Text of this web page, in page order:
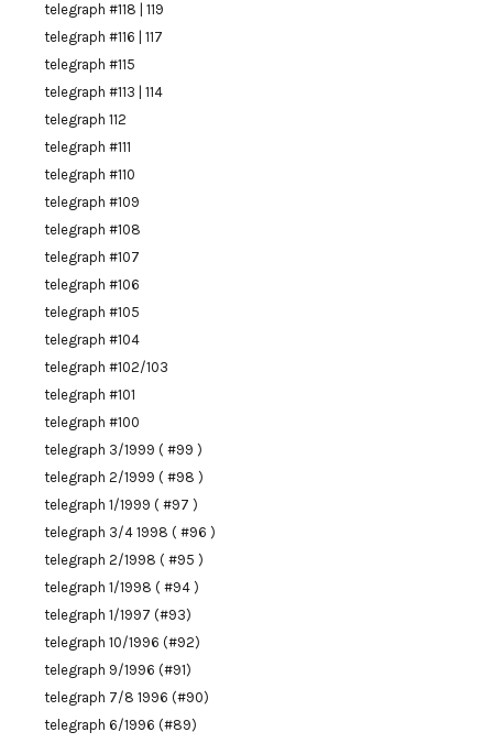
telegraph #118 | 119
telegraph #116 | 117
telegraph #115
telegraph #113 | 114
telegraph 112
telegraph #111
telegraph #110
telegraph #109
telegraph #108
telegraph #107
telegraph #106
telegraph #105
telegraph #104
telegraph #102/103
telegraph #101
telegraph #100
telegraph 3/1999 ( #99 )
telegraph 2/1999 ( #98 )
telegraph 1/1999 ( #97 )
telegraph 3/4 1998 ( #96 )
telegraph 2/1998 ( #95 )
telegraph 1/1998 ( #94 )
telegraph 1/1997 (#93)
telegraph 10/1996 (#92)
telegraph 9/1996 (#91)
telegraph 7/8 1996 (#90)
telegraph 6/1996 (#89)